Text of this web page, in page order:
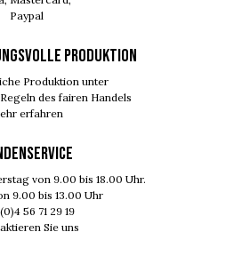
Paypal
PRODUKTION
Produktion unter
des fairen Handels
erfahren
von 9.00 bis 18.00 Uhr.
9.00 bis 13.00 Uhr
56 71 29 19
Sie uns